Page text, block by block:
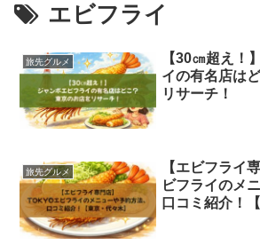
エビフライ
旅先グルメ
【30㎝超え！
イの有名店は
リサーチ！
旅先グルメ
【エビフライ
ビフライのメ
口コミ紹介！